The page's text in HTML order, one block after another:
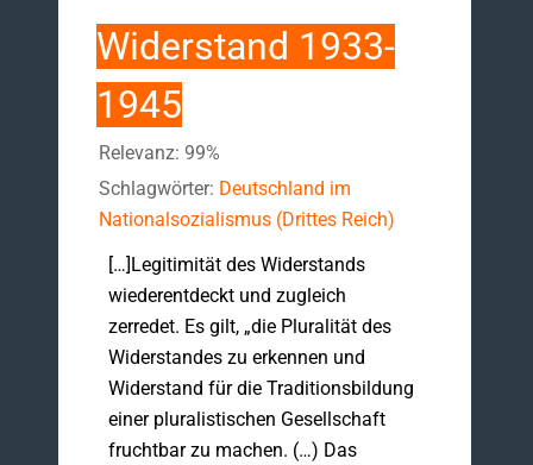
Widerstand 1933-
1945
Relevanz: 99%
Schlagwörter: Deutschland im
Nationalsozialismus (Drittes Reich)
[…]Legitimität des Widerstands
wiederentdeckt und zugleich
zerredet. Es gilt, „die Pluralität des
Widerstandes zu erkennen und
Widerstand für die Traditionsbildung
einer pluralistischen Gesellschaft
fruchtbar zu machen. (…) Das